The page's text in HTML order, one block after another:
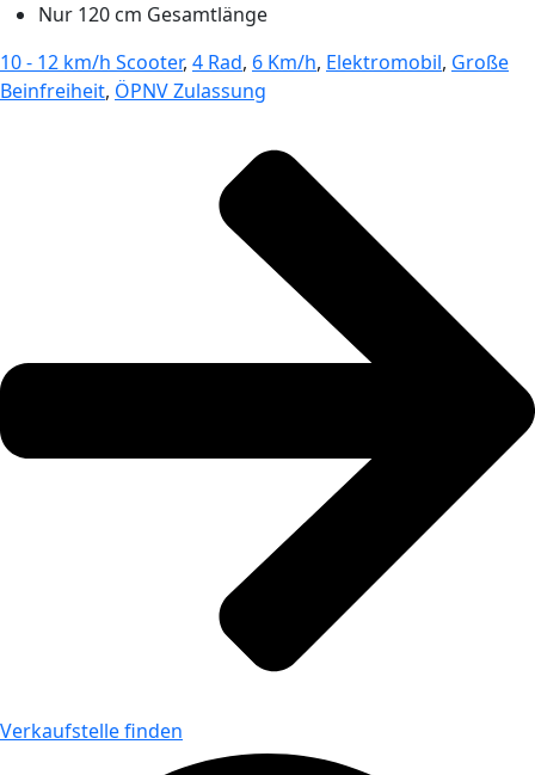
Nur 120 cm Gesamtlänge
10 - 12 km/h Scooter, 4 Rad, 6 Km/h, Elektromobil, Große
Beinfreiheit, ÖPNV Zulassung
Verkaufstelle finden